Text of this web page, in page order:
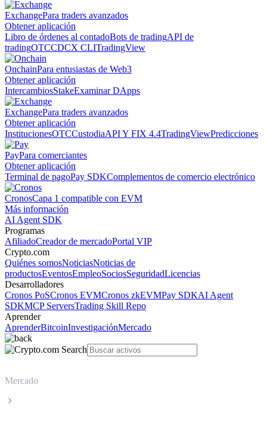
ExchangePara traders avanzados
Obtener aplicación
Libro de órdenes al contadoBots de tradingAPI de
tradingOTCCDCX CLITradingView
OnchainPara entusiastas de Web3
Obtener aplicación
IntercambiosStakeExaminar DApps
ExchangePara traders avanzados
Obtener aplicación
InstitucionesOTCCustodiaAPI Y FIX 4.4TradingViewPredicciones
PayPara comerciantes
Obtener aplicación
Terminal de pagoPay SDKComplementos de comercio electrónico
CronosCapa 1 compatible con EVM
Más información
AI Agent SDK
Programas
AfiliadoCreador de mercadoPortal VIP
Crypto.com
Quiénes somosNoticiasNoticias de
productosEventosEmpleoSociosSeguridadLicencias
Desarrolladores
Cronos PoSCronos EVMCronos zkEVMPay SDKAI Agent
SDKMCP ServersTrading Skill Repo
Aprender
AprenderBitcoinInvestigaciónMercado
Mercado